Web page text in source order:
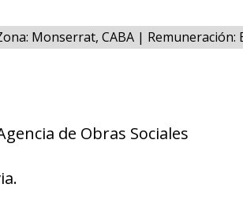
Monserrat, CABA | Remuneración:
de Obras Sociales